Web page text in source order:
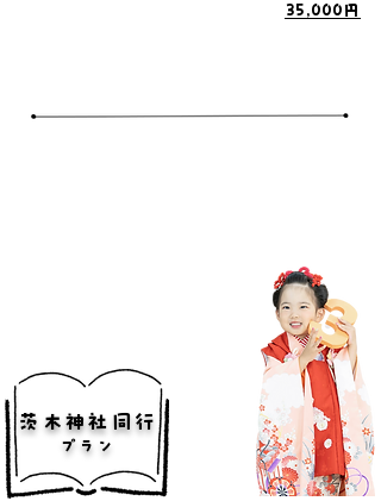
​35,000円
茨木神社同行
​プラン